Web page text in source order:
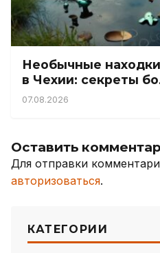
Необычные
в Чехии: секреты
07.08.2026
Оставить
Для отправки
авторизоваться.
КАТЕГОРИИ